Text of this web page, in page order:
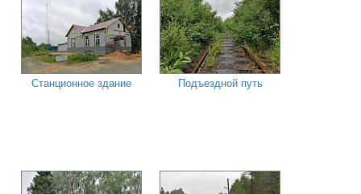
Станционное здание Подъездной путь